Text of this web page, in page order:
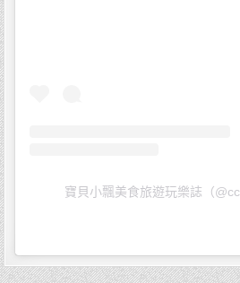
寶貝小飄美食旅遊玩樂誌（